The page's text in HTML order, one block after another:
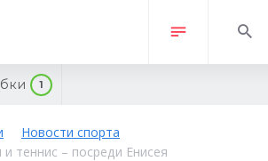
1
Новости спорта
теннис – посреди Енисея